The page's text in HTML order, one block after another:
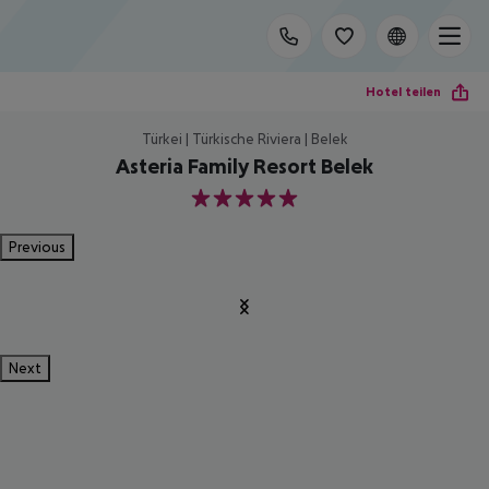
Hotel teilen
Türkei | Türkische Riviera | Belek
Asteria Family Resort Belek
5
Previous
Next